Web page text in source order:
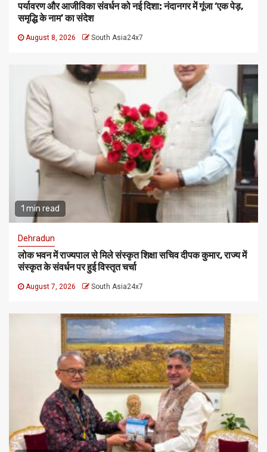
पर्यावरण और आजीविका संवर्धन को नई दिशा: नंदानगर में गूंजा ‘एक पेड़,
समृद्धि के नाम’ का संदेश
August 8, 2026 South Asia24x7
1 min read
Dehradun
लोक भवन में राज्यपाल से मिले संस्कृत शिक्षा सचिव दीपक कुमार, राज्य में
संस्कृत के संवर्धन पर हुई विस्तृत चर्चा
August 7, 2026 South Asia24x7